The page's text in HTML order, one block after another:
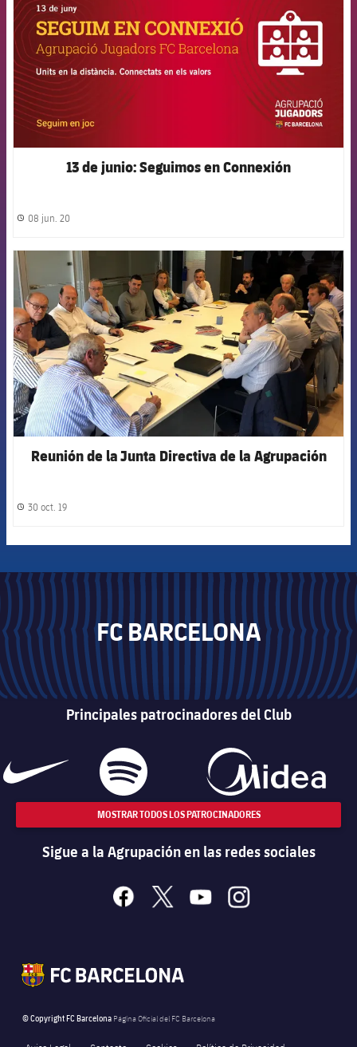
13 de junio: Seguimos en Connexión
08 jun. 20
FCB Barcelona badge
Reunión de la Junta Directiva de la Agrupación
30 oct. 19
FC BARCELONA
Principales patrocinadores del Club
MOSTRAR TODOS LOS PATROCINADORES
Sigue a la Agrupación en las redes sociales
facebook
x youtubeinstagram
© Copyright FC Barcelona Página Oficial del FC Barcelona